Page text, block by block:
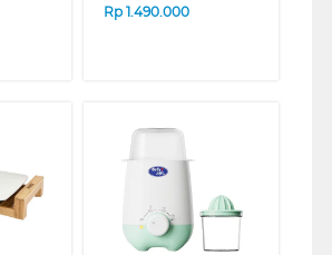
Rp 1.490.000